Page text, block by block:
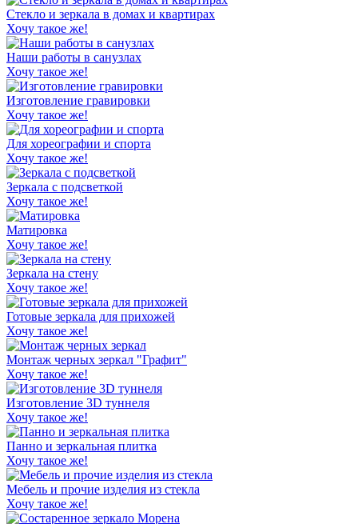
Стекло и зеркала в домах и квартирах
Хочу такое же!
Наши работы в санузлах
Хочу такое же!
Изготовление гравировки
Хочу такое же!
Для хореографии и спорта
Хочу такое же!
Зеркала с подсветкой
Хочу такое же!
Матировка
Хочу такое же!
Зеркала на стену
Хочу такое же!
Готовые зеркала для прихожей
Хочу такое же!
Монтаж черных зеркал "Графит"
Хочу такое же!
Изготовление 3D туннеля
Хочу такое же!
Панно и зеркальная плитка
Хочу такое же!
Мебель и прочие изделия из стекла
Хочу такое же!